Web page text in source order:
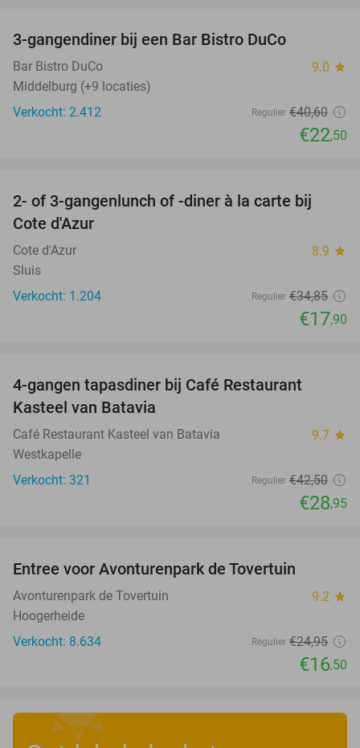
3-gangendiner bij een Bar Bistro DuCo
Bar Bistro DuCo 9.0 star
Middelburg (+9 locaties)
Verkocht: 2.412
Regulier €40,60
€22,50
49%
2- of 3-gangenlunch of -diner à la carte bij
Cote d'Azur
Cote d'Azur 8.9 star
Sluis
Verkocht: 1.204
Regulier €34,85
€17,90
4-gangen tapasdiner bij Café Restaurant
Kasteel van Batavia
Café Restaurant Kasteel van Batavia 9.7 star
Westkapelle
Verkocht: 321
Regulier €42,50
€28,95
Entree voor Avonturenpark de Tovertuin
Avonturenpark de Tovertuin 9.2 star
Hoogerheide
Verkocht: 8.634
Regulier €24,95
€16,50